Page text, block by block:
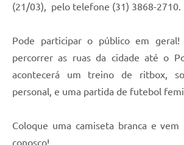
Projetos
Contas Públicas
Links
A Prefeitura
(21/03), pelo telefone (31) 3868-2710.
Pode participar o público em geral!
percorrer as ruas da cidade até o
acontecerá um treino de ritbox,
personal, e uma partida de futebol
Coloque uma camiseta branca e
conosco!